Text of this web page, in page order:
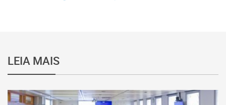
LEIA MAIS